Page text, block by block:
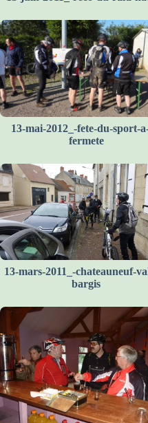
13-mai-2012_-fete-du-sport-
fermete
13-mars-2011_-chateauneuf-
bargis